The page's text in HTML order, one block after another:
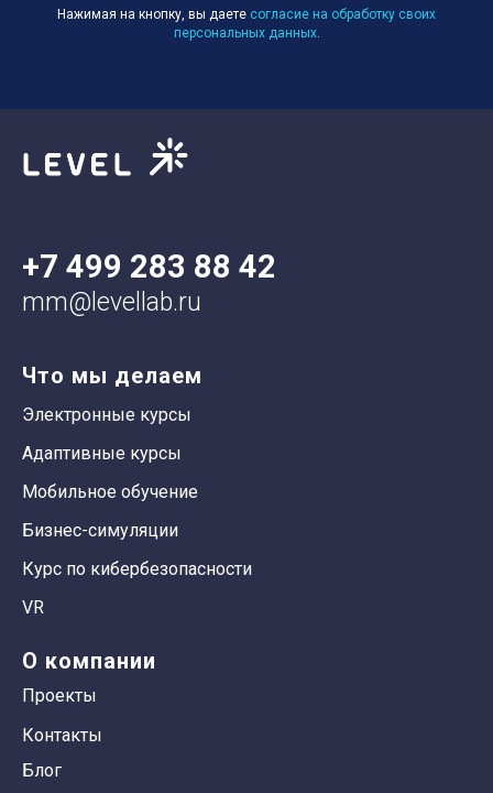
Нажимая на кнопку, вы даете согласие на обработку своих
персональных данных.
Что мы делаем
О компании
Электронные курсы
Адаптивные курсы
Мобильное обучение
Бизнес-симуляции
Курс по кибербезопасности
Проекты
Блог
VR
Контакты
mm@levellab.ru
+7 499 283 88 42